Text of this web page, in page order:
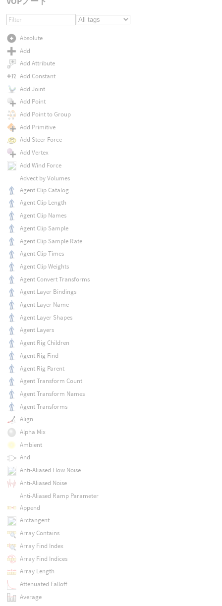
Absolute
Add
Add Attribute
Add Constant
Add Joint
Add Point
Add Point to Group
Add Primitive
Add Steer Force
Add Vertex
Add Wind Force
Advect by Volumes
Agent Clip Catalog
Agent Clip Length
Agent Clip Names
Agent Clip Sample
Agent Clip Sample Rate
Agent Clip Times
Agent Clip Weights
Agent Convert Transforms
Agent Layer Bindings
Agent Layer Name
Agent Layer Shapes
Agent Layers
Agent Rig Children
Agent Rig Find
Agent Rig Parent
Agent Transform Count
Agent Transform Names
Agent Transforms
Align
Alpha Mix
Ambient
And
Anti-Aliased Flow Noise
Anti-Aliased Noise
Anti-Aliased Ramp Parameter
Append
Arctangent
Array Contains
Array Find Index
Array Find Indices
Array Length
Attenuated Falloff
Average